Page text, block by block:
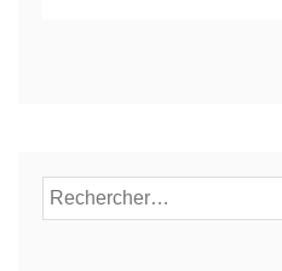
Rechercher :